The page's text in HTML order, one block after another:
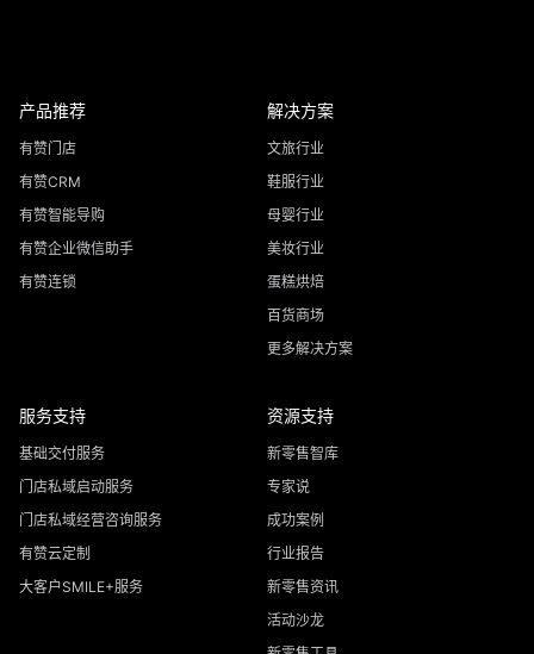
产品推荐
有赞门店
有赞CRM
有赞智能导购
有赞企业微信助手
有赞连锁
解决方案
文旅行业
鞋服行业
母婴行业
美妆行业
蛋糕烘焙
百货商场
更多解决方案
服务支持
基础交付服务
门店私域启动服务
门店私域经营咨询服务
有赞云定制
大客户SMILE+服务
资源支持
新零售智库
专家说
成功案例
行业报告
新零售资讯
活动沙龙